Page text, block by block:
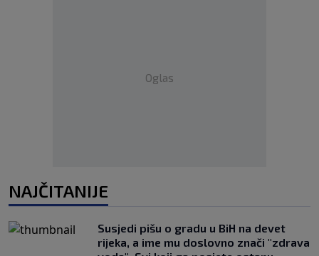
Oglas
NAJČITANIJE
Susjedi pišu o gradu u BiH na devet
rijeka, a ime mu doslovno znači "zdrava